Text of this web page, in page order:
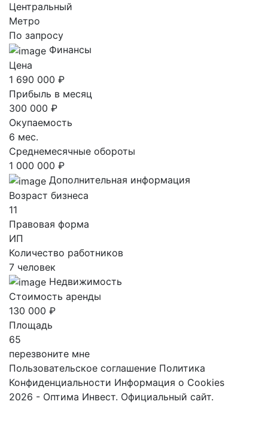
Центральный
Метро
По запросу
Финансы
Цена
1 690 000 ₽
Прибыль в месяц
300 000 ₽
Окупаемость
6 мес.
Среднемесячные обороты
1 000 000 ₽
Дополнительная информация
Возраст бизнеса
11
Правовая форма
ИП
Количество работников
7 человек
Недвижимость
Стоимость аренды
130 000 ₽
Площадь
65
перезвоните мне
Пользовательское соглашение Политика
Конфиденциальности Информация о Cookies
2026 - Оптима Инвест. Официальный сайт.